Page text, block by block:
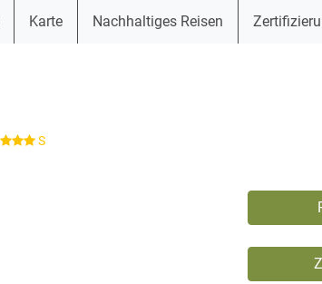
Karte Nachhaltiges Reisen
S